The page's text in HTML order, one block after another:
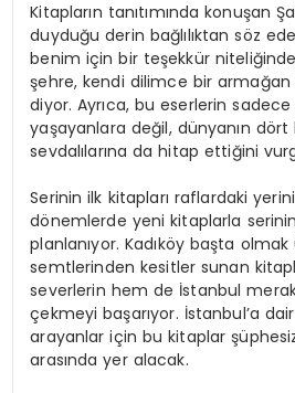
Kitapların tanıtımında konuşan
duyduğu derin bağlılıktan söz
benim için bir teşekkür
şehre, kendi dilimce bir
diyor. Ayrıca, bu eserlerin sadece
yaşayanlara değil, dünyanın dört
sevdalılarına da hitap ettiğini
Serinin ilk kitapları raflardaki
dönemlerde yeni kitaplarla
planlanıyor. Kadıköy başta
semtlerinden kesitler sunan
severlerin hem de İstanbul
çekmeyi başarıyor. İstanbul’a
arayanlar için bu kitaplar
arasında yer alacak.